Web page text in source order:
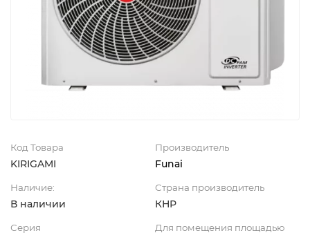
Код Товара
KIRIGAMI
Производитель
Funai
Наличие:
В наличии
Страна производитель
КНР
Серия
Для помещения площадью